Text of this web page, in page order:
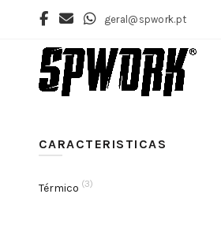
geral@spwork.pt
CARACTERISTICAS
Térmico (3)